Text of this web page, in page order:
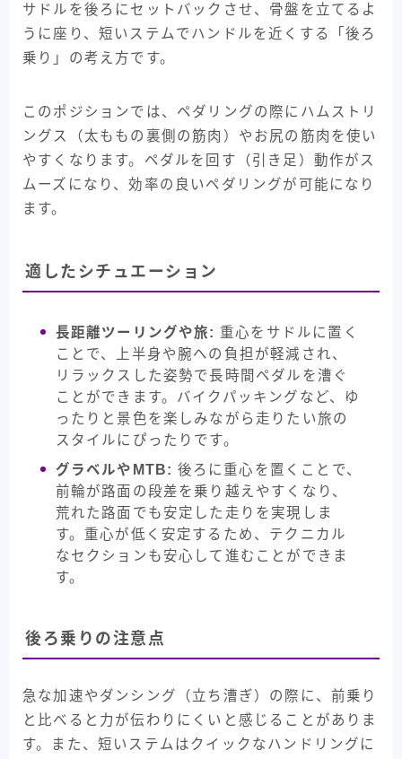
サドルを後ろにセットバックさせ、骨盤を立てるよ
うに座り、短いステムでハンドルを近くする「後ろ
乗り」の考え方です。
このポジションでは、ペダリングの際にハムストリ
ングス（太ももの裏側の筋肉）やお尻の筋肉を使い
やすくなります。ペダルを回す（引き足）動作がス
ムーズになり、効率の良いペダリングが可能になり
ます。
適したシチュエーション
長距離ツーリングや旅: 重心をサドルに置く
ことで、上半身や腕への負担が軽減され、
リラックスした姿勢で長時間ペダルを漕ぐ
ことができます。バイクパッキングなど、ゆ
ったりと景色を楽しみながら走りたい旅の
スタイルにぴったりです。
グラベルやMTB: 後ろに重心を置くことで、
前輪が路面の段差を乗り越えやすくなり、
荒れた路面でも安定した走りを実現しま
す。重心が低く安定するため、テクニカル
なセクションも安心して進むことができま
す。
後ろ乗りの注意点
急な加速やダンシング（立ち漕ぎ）の際に、前乗り
と比べると力が伝わりにくいと感じることがありま
す。また、短いステムはクイックなハンドリングに